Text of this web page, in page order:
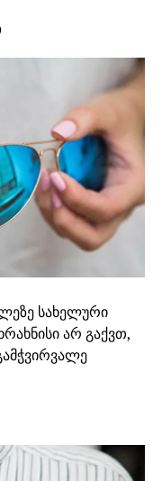
სახელური
არ გაქვთ,